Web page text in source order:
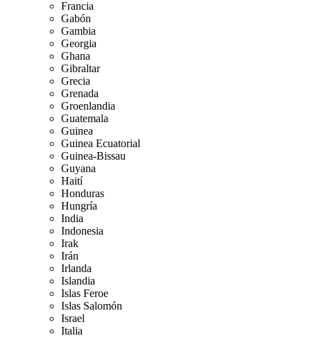
Francia
Gabón
Gambia
Georgia
Ghana
Gibraltar
Grecia
Grenada
Groenlandia
Guatemala
Guinea
Guinea Ecuatorial
Guinea-Bissau
Guyana
Haití
Honduras
Hungría
India
Indonesia
Irak
Irán
Irlanda
Islandia
Islas Feroe
Islas Salomón
Israel
Italia